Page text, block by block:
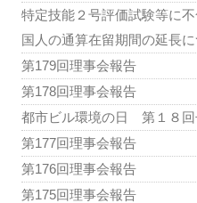
特定技能２号評価試験等に
国人の通算在留期間の延長
第179回理事会報告
第178回理事会報告
都市ビル環境の日 第１８回
第177回理事会報告
第176回理事会報告
第175回理事会報告